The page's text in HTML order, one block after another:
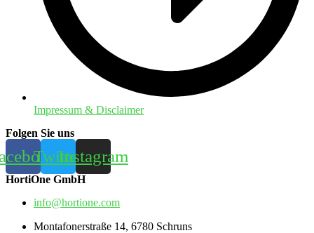
Impressum & Disclaimer
Folgen Sie uns
TwitterInstagram
HortiOne GmbH
info@hortione.com
Montafonerstraße 14, 6780 Schruns